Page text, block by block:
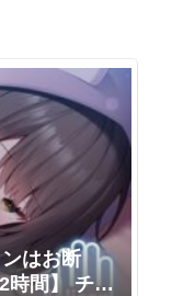
はお断
時間】 チー